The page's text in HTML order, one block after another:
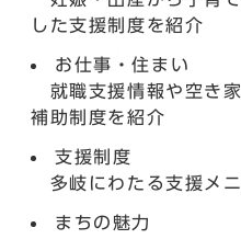
した支援制度を紹介
お仕事・住まい
就職支援情報や空き
補助制度を紹介
支援制度
多岐にわたる支援メ
まちの魅力